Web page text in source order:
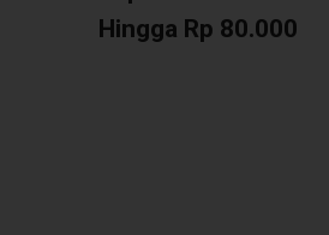
Hingga Rp 80.000